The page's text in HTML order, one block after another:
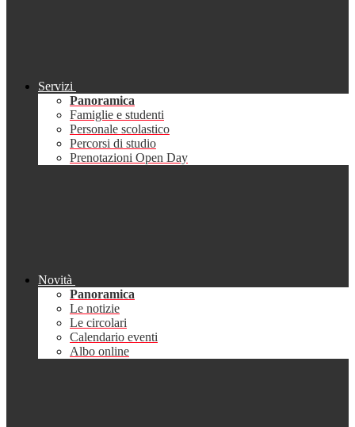
Servizi
Panoramica
Famiglie e studenti
Personale scolastico
Percorsi di studio
Prenotazioni Open Day
Novità
Panoramica
Le notizie
Le circolari
Calendario eventi
Albo online